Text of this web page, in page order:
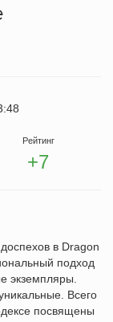
Рейтинг
+7
в Dragon
подход
экземпляры.
Всего
посвящены